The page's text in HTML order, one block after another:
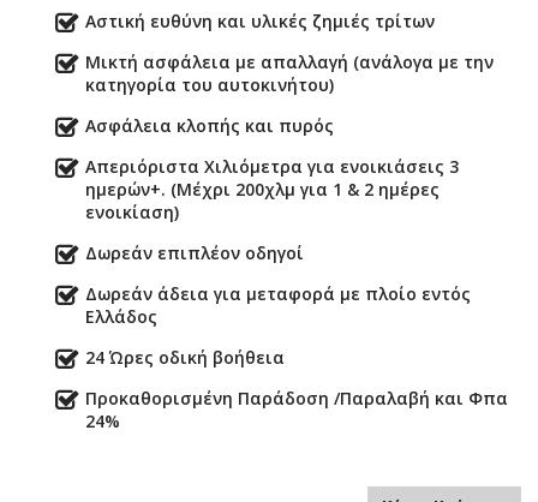
Αστική ευθύνη και υλικές ζημιές τρίτων
Μικτή ασφάλεια με απαλλαγή (ανάλογα με την
κατηγορία του αυτοκινήτου)
Ασφάλεια κλοπής και πυρός
Απεριόριστα Χιλιόμετρα για ενοικιάσεις 3
ημερών+. (Μέχρι 200χλμ για 1 & 2 ημέρες
ενοικίαση)
Δωρεάν επιπλέον οδηγοί
Δωρεάν άδεια για μεταφορά με πλοίο εντός
Ελλάδος
24 Ώρες οδική βοήθεια
Προκαθορισμένη Παράδοση /Παραλαβή και Φπα
24%